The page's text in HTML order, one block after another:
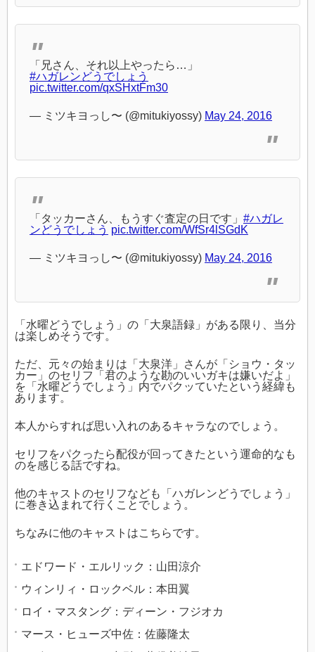
「兄さん、それ以上やったら…」
#ハガレンどうでしょう
pic.twitter.com/qxSHxtFm30
— ミツキヨっし〜 (@mitukiyossy) May 24, 2016
「タッカーさん、もうすぐ査定の日です」 #ハガレ
ンどうでしょう pic.twitter.com/WfSr4lSGdK
— ミツキヨっし〜 (@mitukiyossy) May 24, 2016
「水曜どうでしょう」の「大泉語録」がある限り、当分
は楽しめそうです。
ただ、元々の始まりは「大泉洋」さんが「ショウ・タッ
カー」のセリフ「君のような勘のいいガキは嫌いだよ」
を「水曜どうでしょう」内でパクッていたという経緯も
あります。
本人からすれば思い入れのあるキャラなのでしょう。
セリフをパクったら配役が回ってきたという運命的なも
のを感じる話ですね。
他のキャストのセリフなども「ハガレンどうでしょう」
に巻き込まれて行くことでしょう。
ちなみに他のキャストはこちらです。
エドワード・エルリック：山田涼介
ウィンリィ・ロックベル：本田翼
ロイ・マスタング：ディーン・フジオカ
マース・ヒューズ中佐：佐藤隆太